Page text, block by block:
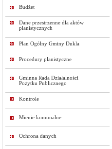
Budżet
Dane przestrzenne dla aktów
planistycznych
Plan Ogólny Gminy Dukla
Procedury planistyczne
Gminna Rada Działalności
Pożytku Publicznego
Kontrole
Mienie komunalne
Ochrona danych